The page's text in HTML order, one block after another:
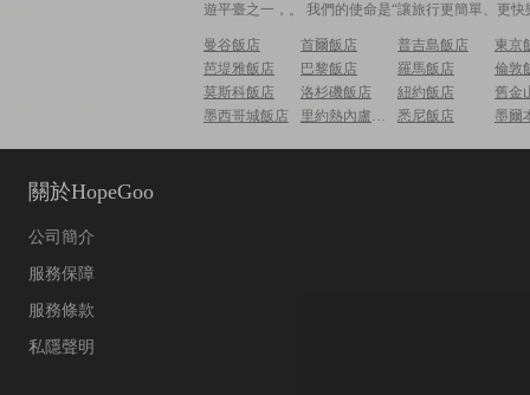
遊平臺之一，。 我們的使命是“讓旅行更簡單、更
曼谷飯店 首爾飯店 普吉島飯店
東京
芭堤雅飯店
巴黎飯店 羅馬飯店
倫敦
莫斯科飯店
洛杉磯飯店 紐約飯店
舊金
墨西哥城飯店
里約熱內盧飯店 悉尼飯店 墨爾
關於HopeGoo
公司簡介
服務保障
服務條款
私隱聲明